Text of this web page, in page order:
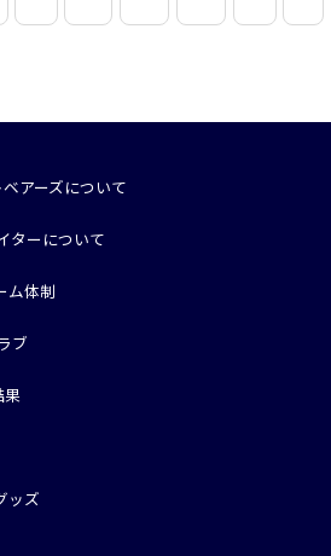
アーズについて
ターについて
ム体制
ブ
果
ッズ